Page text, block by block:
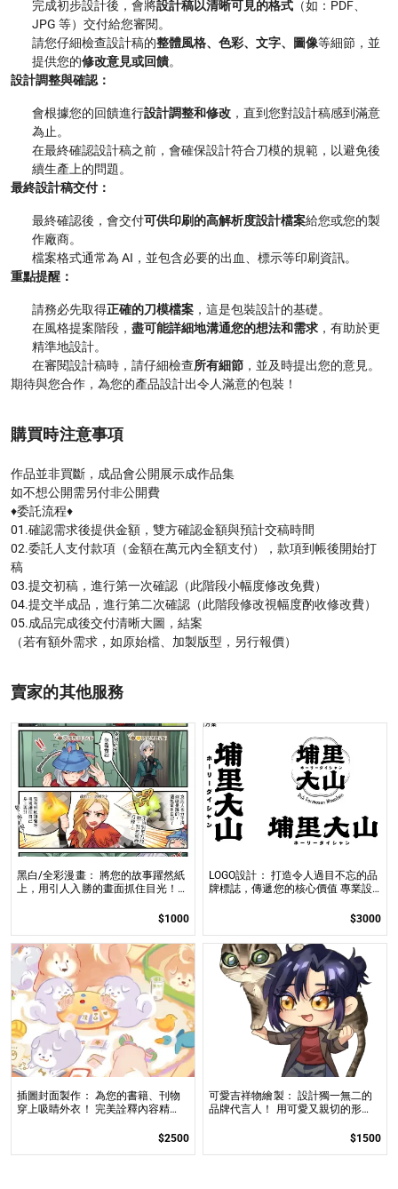
完成初步設計後，會將設計稿以清晰可見的格式 （如：PDF、
JPG 等）交付給您審閱。
請您仔細檢查設計稿的整體風格、色彩、文字、圖像等細節，並
提供您的修改意見或回饋。
設計調整與確認：
會根據您的回饋進行設計調整和修改 ，直到您對設計稿感到滿意
為止。
在最終確認設計稿之前，會確保設計符合刀模的規範，以避免後
續生產上的問題。
最終設計稿交付：
最終確認後，會交付可供印刷的高解析度設計檔案給您或您的製
作廠商。
檔案格式通常為 AI，並包含必要的出血、標示等印刷資訊。
重點提醒：
請務必先取得正確的刀模檔案 ，這是包裝設計的基礎。
在風格提案階段， 盡可能詳細地溝通您的想法和需求 ，有助於更
精準地設計。
在審閱設計稿時，請仔細檢查所有細節 ，並及時提出您的意見。
期待與您合作，為您的產品設計出令人滿意的包裝！
購買時注意事項
作品並非買斷，成品會公開展示成作品集
如不想公開需另付非公開費
♦️委託流程♦️
01.確認需求後提供金額，雙方確認金額與預計交稿時間
02.委託人支付款項（金額在萬元內全額支付），款項到帳後開始打
稿
03.提交初稿，進行第一次確認（此階段小幅度修改免費）
04.提交半成品，進行第二次確認（此階段修改視幅度酌收修改費）
05.成品完成後交付清晰大圖，結案
（若有額外需求，如原始檔、加製版型，另行報價）
賣家的其他服務
黑白/全彩漫畫： 將您的故事躍然紙
上，用引人入勝的畫面抓住目光！
$1000
LOGO設計： 打造令人過目不忘的品
牌標誌，傳遞您的核心價值 專業設
$3000
插圖封面製作： 為您的書籍、刊物
穿上吸睛外衣！ 完美詮釋內容精
$2500
可愛吉祥物繪製： 設計獨一無二的
品牌代言人！ 用可愛又親切的形
$1500